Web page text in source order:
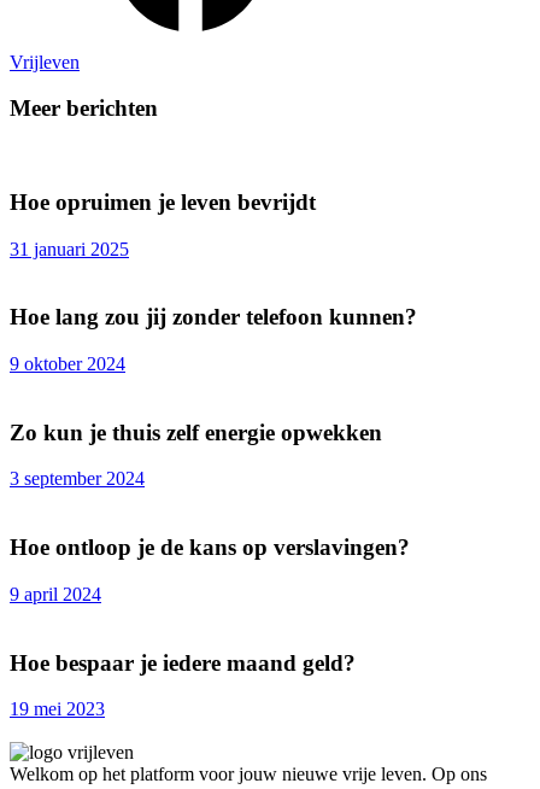
Vrijleven
Meer berichten
Hoe opruimen je leven bevrijdt
31 januari 2025
Hoe lang zou jij zonder telefoon kunnen?
9 oktober 2024
Zo kun je thuis zelf energie opwekken
3 september 2024
Hoe ontloop je de kans op verslavingen?
9 april 2024
Hoe bespaar je iedere maand geld?
19 mei 2023
Welkom op het platform voor jouw nieuwe vrije leven. Op ons